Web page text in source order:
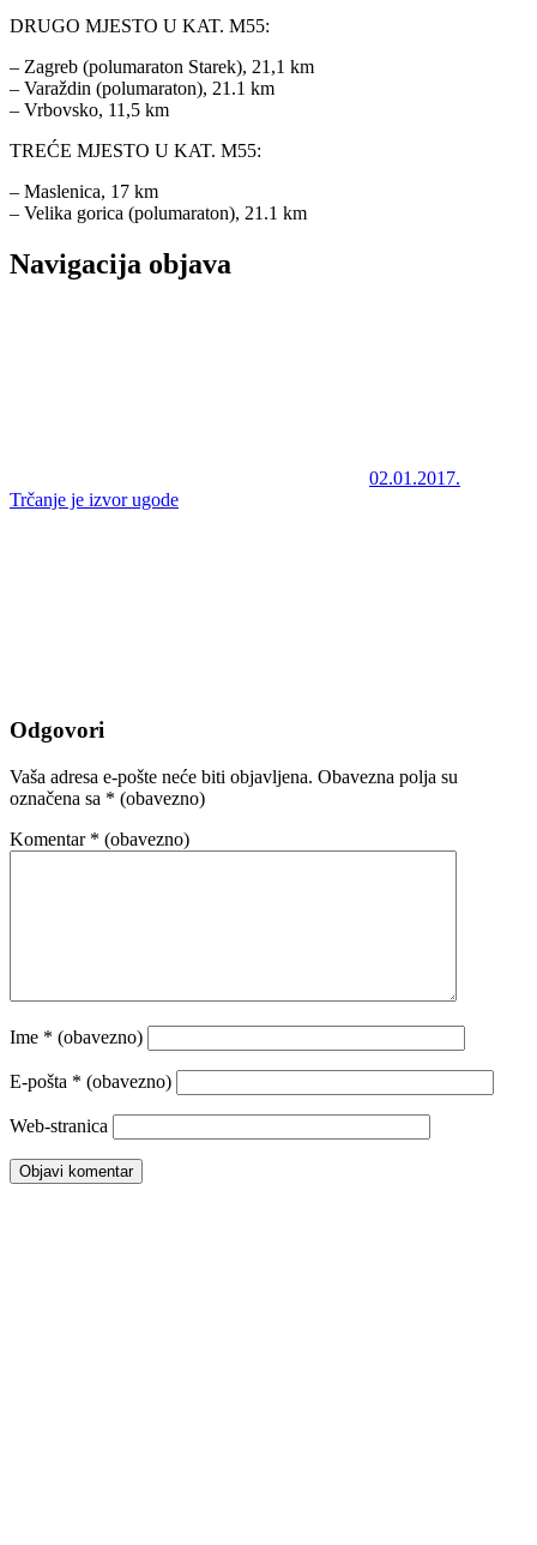
DRUGO MJESTO U KAT. M55:
– Zagreb (polumaraton Starek), 21,1 km
– Varaždin (polumaraton), 21.1 km
– Vrbovsko, 11,5 km
TREĆE MJESTO U KAT. M55:
– Maslenica, 17 km
– Velika gorica (polumaraton), 21.1 km
Navigacija objava
02.01.2017.
Trčanje je izvor ugode
Odgovori
Vaša adresa e-pošte neće biti objavljena. Obavezna polja su
označena sa * (obavezno)
Komentar * (obavezno)
Ime * (obavezno)
E-pošta * (obavezno)
Web-stranica